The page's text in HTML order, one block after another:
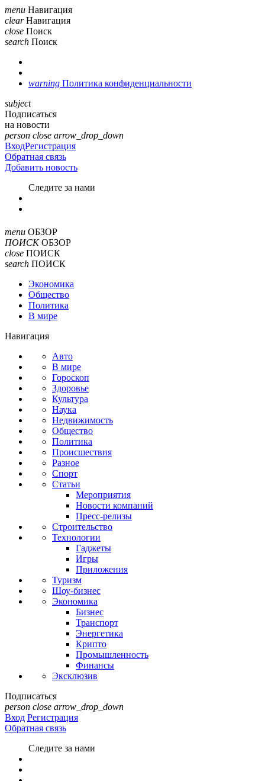
menu Навигация
clear Навигация
close Поиск
search Поиск
warning Политика конфиденциальности
subject
Подписаться
на новости
person close arrow_drop_down
ВходРегистрация
Обратная связь
Добавить новость
Cледите за нами
menu ОБЗОР
ПОИСК ОБЗОР
close ПОИСК
search ПОИСК
Экономика
Общество
Политика
В мире
Навигация
Авто
В мире
Гороскоп
Здоровье
Культура
Наука
Недвижимость
Общество
Политика
Происшествия
Разное
Спорт
Статьи
Мероприятия
Новости компаний
Пресс-релизы
Строительство
Технологии
Гаджеты
Игры
Приложения
Туризм
Шоу-бизнес
Экономика
Бизнес
Транспорт
Энергетика
Крипто
Промышленность
Финансы
Эксклюзив
Подписаться
person close arrow_drop_down
Вход Регистрация
Обратная связь
Следите за нами